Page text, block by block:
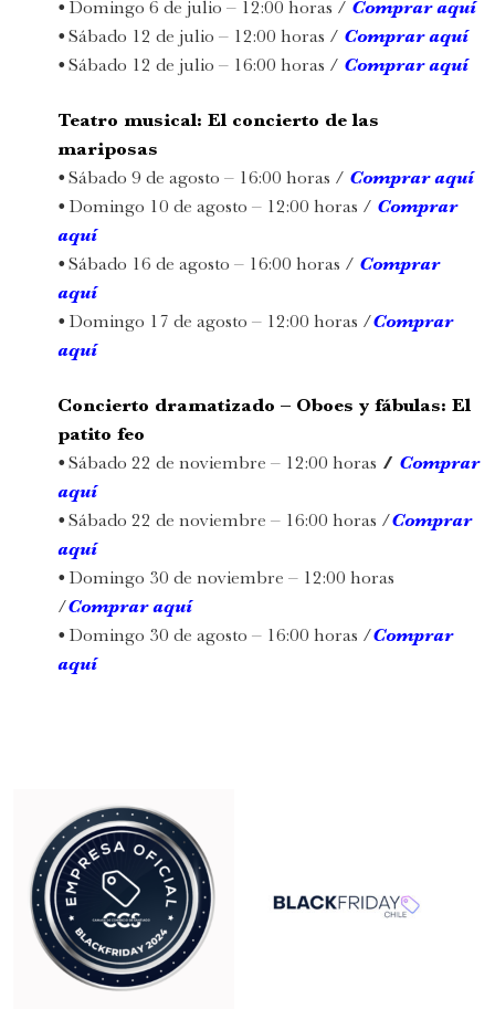
• Domingo 6 de julio – 12:00 horas / Comprar aquí
•Sábado 12 de julio – 12:00 horas / Comprar aquí
•Sábado 12 de julio – 16:00 horas / Comprar aquí
Teatro musical: El concierto de las
mariposas
•Sábado 9 de agosto – 16:00 horas / Compraraquí
• Domingo 10 de agosto – 12:00 horas / Comprar
aquí
•Sábado 16 de agosto – 16:00 horas / Comprar
aquí
• Domingo 17 de agosto – 12:00 horas /Comprar
aquí
Concierto dramatizado – Oboes y fábulas: El
patito feo
•Sábado 22 de noviembre – 12:00 horas / Comprar
aquí
•Sábado 22 de noviembre – 16:00 horas /Comprar
aquí
• Domingo 30 de noviembre – 12:00 horas
/Comprar aquí
• Domingo 30 de agosto – 16:00 horas /Comprar
aquí